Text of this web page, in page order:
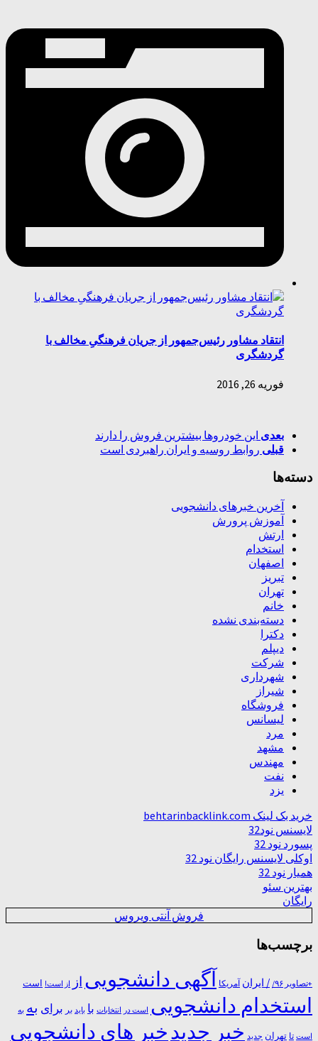
انتقاد مشاور رئیس‌جمهور از جریان فرهنگیِ مخالف با
گردشگری
فوریه 26, 2016
بعدی این خودروها بیشترین فروش را دارند
قبلی روابط روسیه و ایران راهبردی است
دسته‌ها
آخرین خبرهای دانشجویی
آموزش پرورش
ارتش
استخدام
اصفهان
تبریز
تهران
خانم
دسته‌بندی نشده
دکترا
دیپلم
شرکت
شهرداری
شیراز
فروشگاه
لیسانس
مرد
مشهد
مهندس
نفت
یزد
خرید بک لینک behtarinbacklink.com
لایسنس نود32
پسورد نود 32
اوکلی لایسنس رایگان نود 32
همیار نود 32
بهترین سئو
رایگان
فروش آنتی ویروس
برچسب‌ها
+تصاویر ۹۶/ / ایران آمریکا آگهی دانشجویی از از است! است
استخدام دانشجویی است در انتخابات با باید بر برای به به
است تا تهران جدید خبر جدیدخبر های دانشجویی